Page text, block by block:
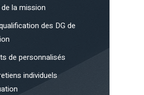
la mission
des DG de
de personnalisés
individuels